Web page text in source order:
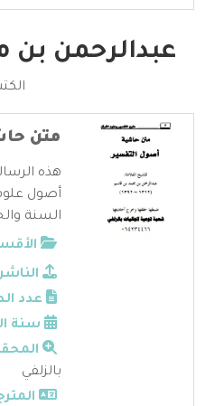
عبدالرحمن
متن
هذه
أصول
السنة
عدد
سنة
بالزلفي